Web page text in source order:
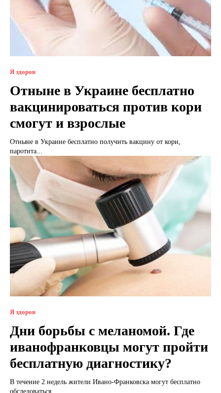
Я здоров
Отныне в Украине бесплатно
вакцинироваться против кори
смогут и взрослые
Отныне в Украине бесплатно получить вакцину от кори,
паротита...
Я здоров
Дни борьбы с меланомой. Где
иванофранковцы могут пройти
бесплатную диагностику?
В течение 2 недель жители Ивано-Франковска могут бесплатно
обследоваться...